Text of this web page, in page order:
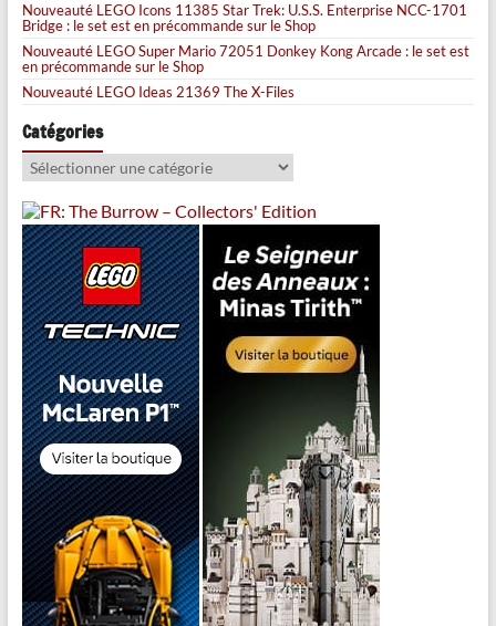
Nouveauté LEGO Icons 11385 Star Trek: U.S.S. Enterprise NCC-1701
Bridge : le set est en précommande sur le Shop
Nouveauté LEGO Super Mario 72051 Donkey Kong Arcade : le set est
en précommande sur le Shop
Nouveauté LEGO Ideas 21369 The X-Files
Catégories
Catégories